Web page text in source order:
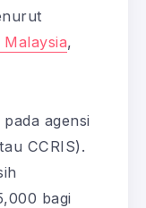
,
agensi
CCRIS).
bagi